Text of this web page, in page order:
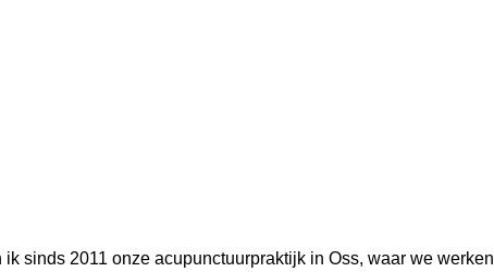
sinds 2011 onze acupunctuurpraktijk in Oss, waar we werken